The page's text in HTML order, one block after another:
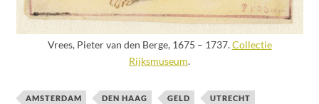
Vrees, Pieter van den Berge, 1675 – 1737.Collectie
Rijksmuseum.
AMSTERDAM DEN HAAG GELD UTRECHT